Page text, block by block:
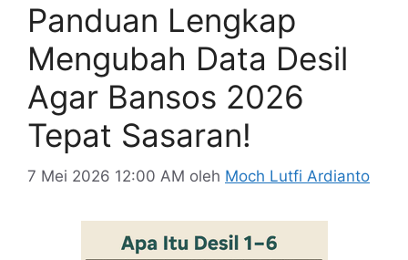
Panduan Lengkap
Mengubah Data Desil
Agar Bansos 2026
Tepat Sasaran!
7 Mei 2026 12:00 AM oleh Moch Lutfi Ardianto